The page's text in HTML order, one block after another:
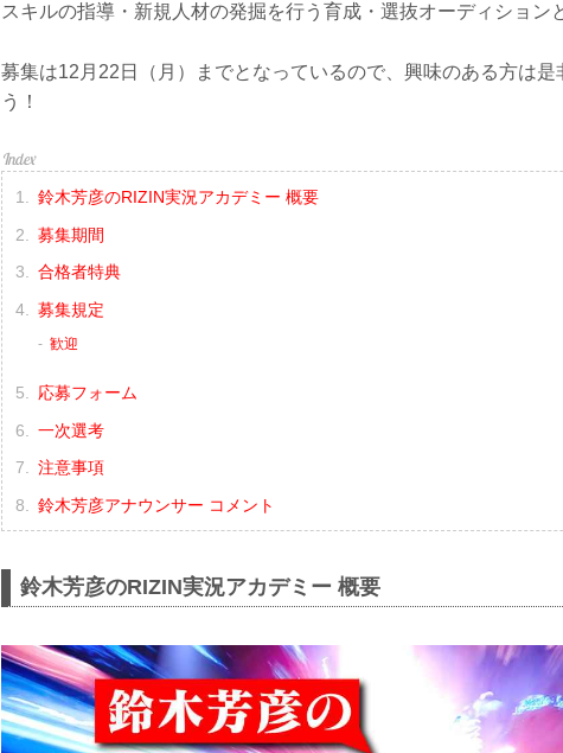
スキルの指導・新規人材の発掘を行う育成・選抜オーディション
募集は12月22日（月）までとなっているので、興味のある方は
う！
鈴木芳彦のRIZIN実況アカデミー 概要
募集期間
合格者特典
募集規定
歓迎
応募フォーム
一次選考
注意事項
鈴木芳彦アナウンサー コメント
鈴木芳彦のRIZIN実況アカデミー 概要